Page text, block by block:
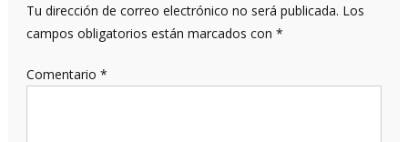
Tu dirección de correo electrónico no será publicada. Los
campos obligatorios están marcados con *
Comentario *